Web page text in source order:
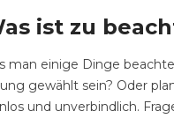
ist zu
man einige Dinge
gewählt sein? Oder
und unverbindlich.